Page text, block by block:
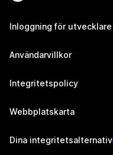
Inloggning för utvecklare
Användarvillkor
Integritetspolicy
Webbplatskarta
Dina integritetsalternativ